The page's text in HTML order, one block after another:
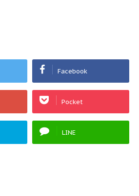
Facebook
Pocket
LINE